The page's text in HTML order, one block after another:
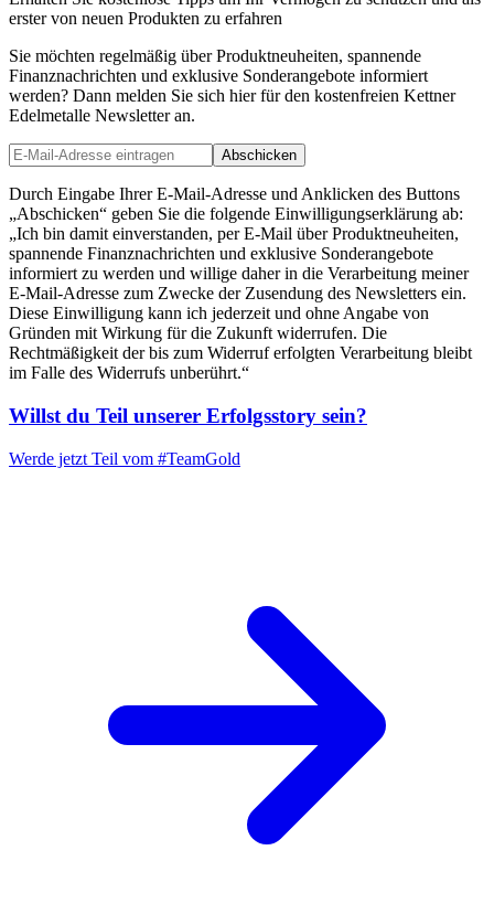
erster von neuen Produkten zu erfahren
Sie möchten regelmäßig über Produktneuheiten, spannende
Finanznachrichten und exklusive Sonderangebote informiert
werden? Dann melden Sie sich hier für den kostenfreien Kettner
Edelmetalle Newsletter an.
Abschicken
Durch Eingabe Ihrer E-Mail-Adresse und Anklicken des Buttons
„Abschicken“ geben Sie die folgende Einwilligungserklärung ab:
„Ich bin damit einverstanden, per E-Mail über Produktneuheiten,
spannende Finanznachrichten und exklusive Sonderangebote
informiert zu werden und willige daher in die Verarbeitung meiner
E-Mail-Adresse zum Zwecke der Zusendung des Newsletters ein.
Diese Einwilligung kann ich jederzeit und ohne Angabe von
Gründen mit Wirkung für die Zukunft widerrufen. Die
Rechtmäßigkeit der bis zum Widerruf erfolgten Verarbeitung bleibt
im Falle des Widerrufs unberührt.“
Willst du Teil unserer Erfolgsstory sein?
Werde jetzt Teil vom #TeamGold